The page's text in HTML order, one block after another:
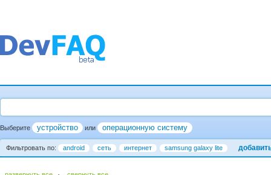
Выберите устройство или операционную систему
Фильтровать по: android сеть интернет samsung galaxy lite